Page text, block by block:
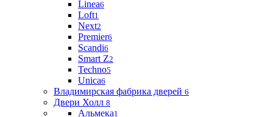
Linea6
Loft1
Next2
Premier6
Scandi6
Smart Z2
Techno5
Unica6
Владимирская фабрика дверей 6
Двери Холл 8
Альмека1